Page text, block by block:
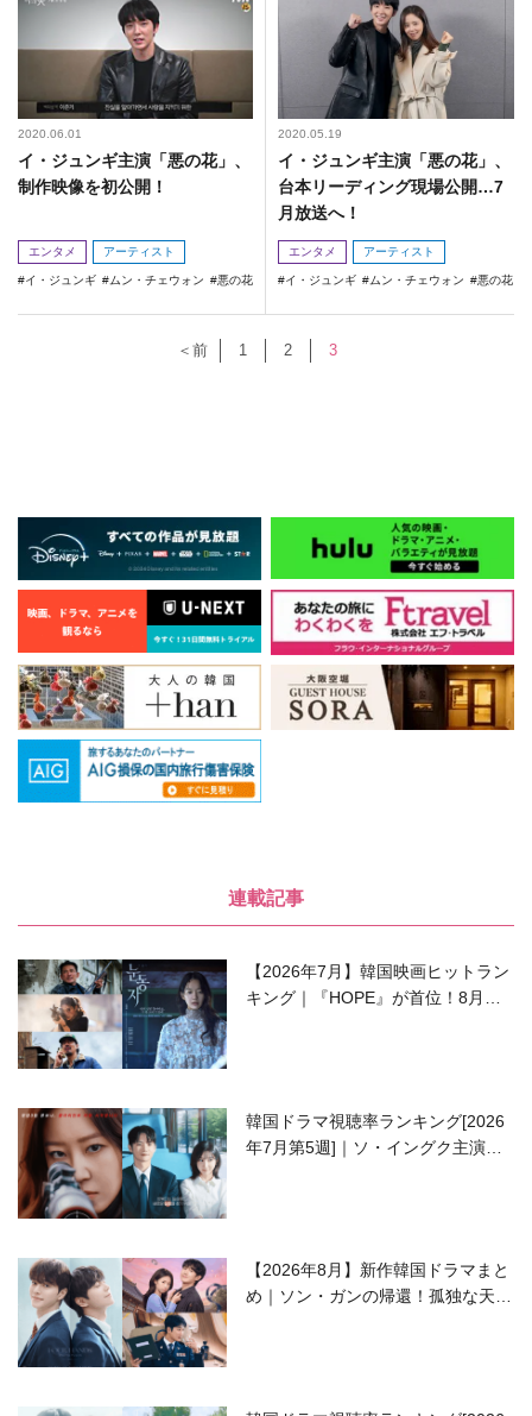
2020.06.01
イ・ジュンギ主演「悪の花」、
制作映像を初公開！
エンタメ アーティスト
イ・ジュンギ ムン・チェウォン 悪の花
2020.05.19
イ・ジュンギ主演「悪の花」、
台本リーディング現場公開…7
月放送へ！
エンタメ アーティスト
イ・ジュンギ ムン・チェウォン 悪の花
＜前 1 2 3
連載記事
【2026年7月】韓国映画ヒットラン
キング｜『HOPE』が首位！8月公
韓国ドラマ視聴率ランキング[2026
年7月第5週]｜ソ・イングク主演の
【2026年8月】新作韓国ドラマまと
め｜ソン・ガンの帰還！孤独な天才